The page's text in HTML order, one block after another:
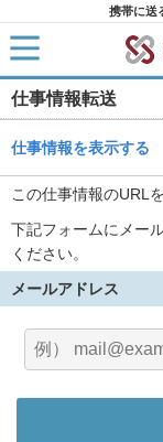
携帯に送
仕事情報転送
仕事情報を表示する
この仕事情報のURL
下記フォームにメー
ください。
メールアドレス
HOME
求人検索
新着求人
キャリアアドバイザ
転職支援サービス